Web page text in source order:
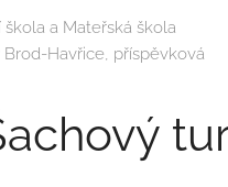
škola a Mateřská škola
Brod-Havřice, příspěvková